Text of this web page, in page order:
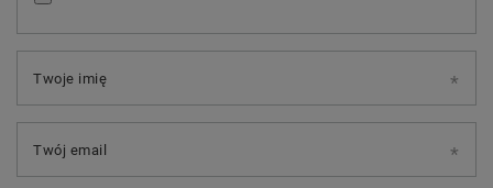
Twoje imię
Twój email